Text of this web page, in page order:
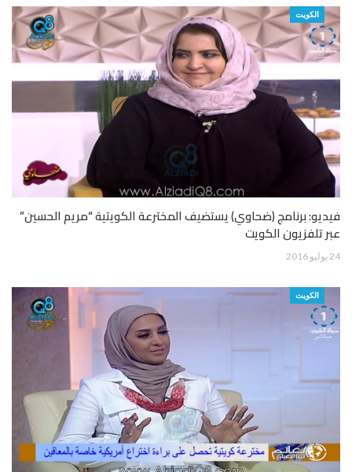
الكويت
فيديو: برنامج (ضحاوي) يستضيف المخترعة الكويتية “مريم الحسين”
عبر تلفزيون الكويت
24 يوليو 2016
الكويت